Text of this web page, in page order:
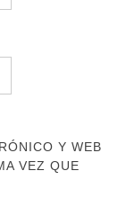
Y WEB
VEZ QUE